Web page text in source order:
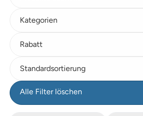
Kategorien
Rabatt
Standardsortierung
Alle Filter löschen